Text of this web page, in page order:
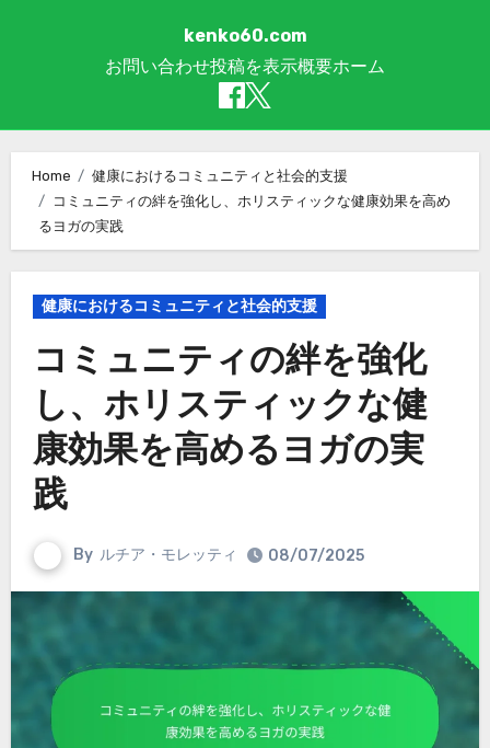
kenko60.com
お問い合わせ投稿を表示概要ホーム
Home
健康におけるコミュニティと社会的支援
コミュニティの絆を強化し、ホリスティックな健康効果を高め
るヨガの実践
健康におけるコミュニティと社会的支援
コミュニティの絆を強化
し、ホリスティックな健
康効果を高めるヨガの実
践
By ルチア・モレッティ 08/07/2025